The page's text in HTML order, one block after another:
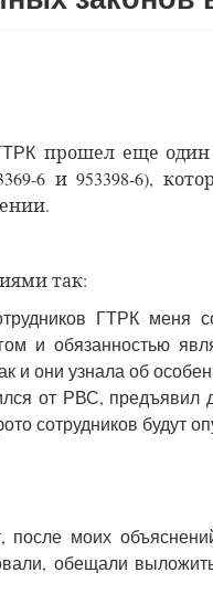
прошел еще один
6 и 953398-6),
так:
ГТРК меня
и обязанностью
и они узнала об
от РВС, предъявил
сотрудников будут
моих
обещали